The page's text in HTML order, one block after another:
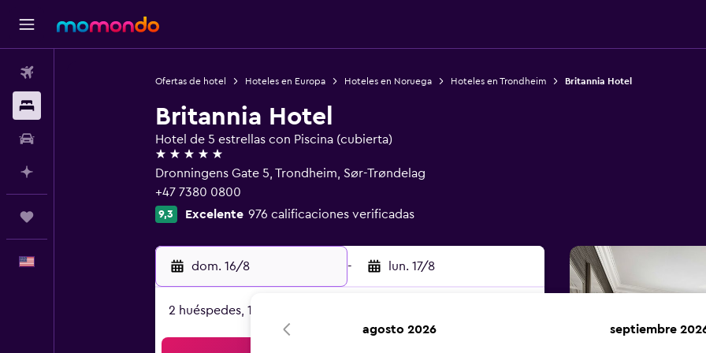
Ofertas de hotel Hoteles en Europa Hoteles en Noruega Hoteles en Trondheim Britannia Hotel
Britannia Hotel
Hotel de 5 estrellas con Piscina (cubierta)
5 estrellas
Dronningens Gate 5, Trondheim, Sør-Trøndelag
+47 7380 0800
9,3 Excelente 976 calificaciones verificadas
dom. 16/8 - lun. 17/8
2 huéspedes, 1 habitación
agosto 2026 septiembre